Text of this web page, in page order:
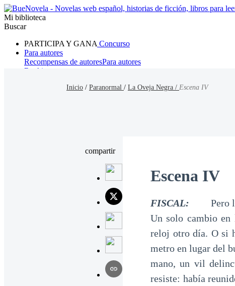
Mi biblioteca
Buscar
PARTICIPA Y GANA Concurso
Para autores
Recompensas de autoresPara autores
Ranking
Inicio / Paranormal / La Oveja Negra / Escena IV
compartir
Escena IV
FISCAL: Pero la
Un solo cambio en
reloj otro día. O si
metro en lugar del
mano, un vil
resiste: había